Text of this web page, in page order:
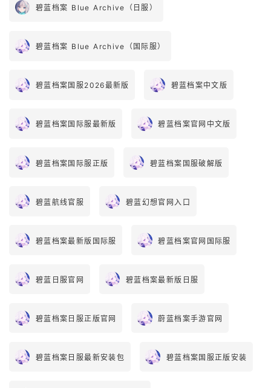
碧蓝档案 Blue Archive（日服）
碧蓝档案 Blue Archive（国际服）
碧蓝档案国服2026最新版 碧蓝档案中文版
碧蓝档案国际服最新版 碧蓝档案官网中文版
碧蓝档案国际服正版 碧蓝档案国服破解版
碧蓝航线官服 碧蓝幻想官网入口
碧蓝档案最新版国际服 碧蓝档案官网国际服
碧蓝日服官网 碧蓝档案最新版日服
碧蓝档案日服正版官网 蔚蓝档案手游官网
碧蓝档案日服最新安装包 碧蓝档案国服正版安装